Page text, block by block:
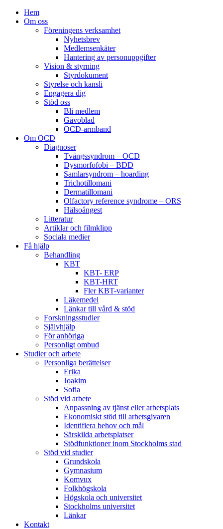
Hem
Om oss
Föreningens verksamhet
Nyhetsbrev
Medlemsenkäter
Hantering av personuppgifter
Vision & styrning
Styrdokument
Styrelse och kansli
Engagera dig
Stöd oss
Bli medlem
Gåvoblad
OCD-armband
Om OCD
Diagnoser
Tvångssyndrom – OCD
Dysmorfofobi – BDD
Samlarsyndrom – hoarding
Trichotillomani
Dermatillomani
Olfactory reference syndrome – ORS
Hälsoångest
Litteratur
Artiklar och filmklipp
Sociala medier
Få hjälp
Behandling
KBT
KBT- ERP
KBT-HRT
Fler KBT-varianter
Läkemedel
Länkar till vård & stöd
Forskningsstudier
Självhjälp
För anhöriga
Personligt ombud
Studier och arbete
Personliga berättelser
Erika
Joakim
Sofia
Stöd vid arbete
Anpassning av tjänst eller arbetsplats
Ekonomiskt stöd till arbetsgivaren
Identifiera behov och mål
Särskilda arbetsplatser
Stödfunktioner inom Stockholms stad
Stöd vid studier
Grundskola
Gymnasium
Komvux
Folkhögskola
Högskola och universitet
Stockholms universitet
Länkar
Kontakt